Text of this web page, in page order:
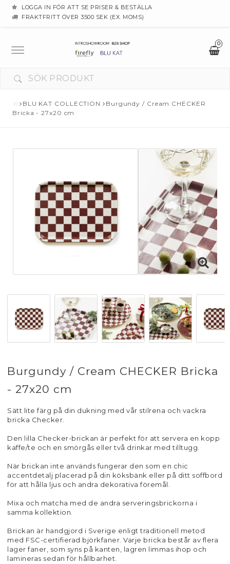
LOGGA IN FÖR ATT SE PRISER & BESTÄLLA
FRAKTFRITT ÖVER 3500 SEK (EX. MOMS)
0
Toggle
navigation
BLU KAT COLLECTION
Burgundy / Cream CHECKER
Bricka - 27x20 cm
Burgundy / Cream CHECKER Bricka
- 27x20 cm
Sätt lite färg på din dukning med vår stilrena och vackra
bricka Checker.
Den lilla Checker-brickan är perfekt för att servera en kopp
kaffe/te och en smörgås eller två drinkar med tilltugg.
När brickan inte används fungerar den som en chic
accentdetalj placerad på din köksbänk eller på ditt soffbord
för att hålla ljus och andra dekorativa föremål.
Mixa och matcha med de andra serveringsbrickorna i
samma kollektion.
Brickan är handgjord i Sverige enligt traditionell metod
med FSC-certifierad björkfaner. Varje bricka består av flera
lager faner, som syns på kanten, lagren limmas ihop och
lamineras sedan för hållbarhet.